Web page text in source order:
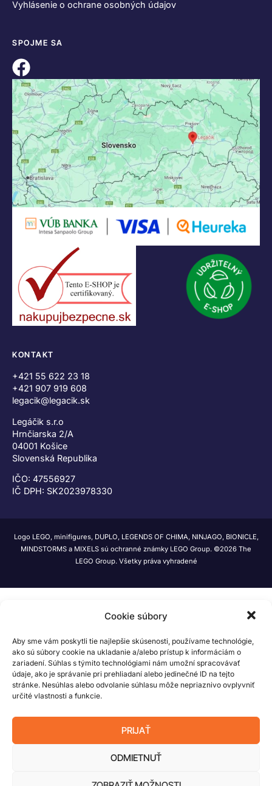
Cookie súbory
Aby sme vám poskytli tie najlepšie skúsenosti, používame technológie,
ako sú súbory cookie na ukladanie a/alebo prístup k informáciám o
zariadení. Súhlas s týmito technológiami nám umožní spracovávať
údaje, ako je správanie pri prehliadaní alebo jedinečné ID na tejto
stránke. Nesúhlas alebo odvolanie súhlasu môže nepriaznivo ovplyvniť
určité vlastnosti a funkcie.
PRIJAŤ
ODMIETNUŤ
Vyhlásenie o ochrane osobných údajov
SPOJME SA
KONTAKT
+421 55 622 23 18
+421 907 919 608
legacik@legacik.sk
Legáčik s.r.o
Hrnčiarska 2/A
04001 Košice
Slovenská Republika
IČO: 47556927
IČ DPH: SK2023978330
Logo LEGO, minifigures, DUPLO, LEGENDS OF CHIMA, NINJAGO, BIONICLE,
MINDSTORMS a MIXELS sú ochranné známky LEGO Group. ©2026 The
LEGO Group. Všetky práva vyhradené